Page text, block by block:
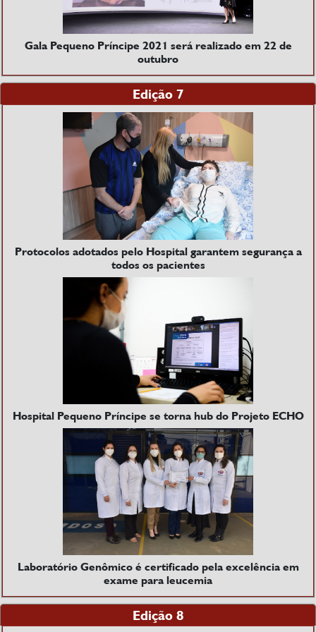
Gala Pequeno Príncipe 2021 será realizado em 22 de
outubro
Edição 7
Protocolos adotados pelo Hospital garantem segurança a
todos os pacientes
Hospital Pequeno Príncipe se torna hub do Projeto ECHO
Laboratório Genômico é certificado pela excelência em
exame para leucemia
Edição 8